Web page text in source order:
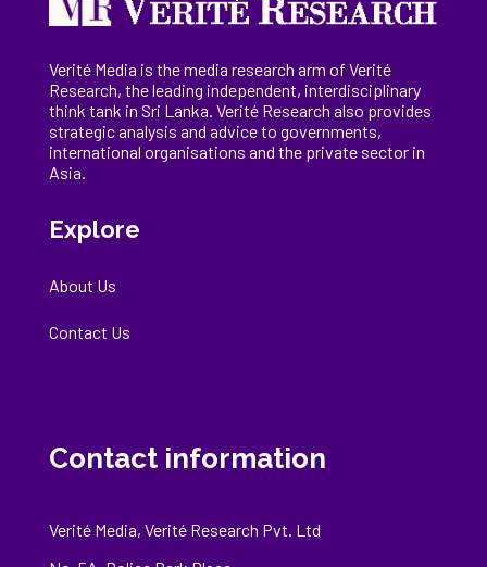
Verité Media is the media research arm of Verité
Research, theleading independent, interdisciplinary
think tank in Sri Lanka. Verité Research also provides
strategic analysis and advice to governments,
international organisations and the private sector in
Asia.
Explore
About Us
Contact Us
Contact information
Verité Media, Verité Research Pvt. Ltd